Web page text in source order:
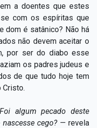
a doentes que estes
com os espíritas que
dom é satânico? Não há
não devem aceitar o
por ser do diabo esse
os padres judeus e
de que tudo hoje tem
Cristo.
Foi algum pecado deste
cego? — revela